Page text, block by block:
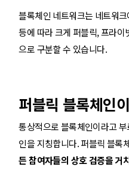
블록체인 네트워크는 네트워
등에 따라 크게 퍼블릭, 프라
으로 구분할 수 있습니다.
퍼블릭 블록체인
통상적으로 블록체인이라고
인을 지칭합니다. 퍼블릭 블록
든 참여자들의 상호 검증을 거